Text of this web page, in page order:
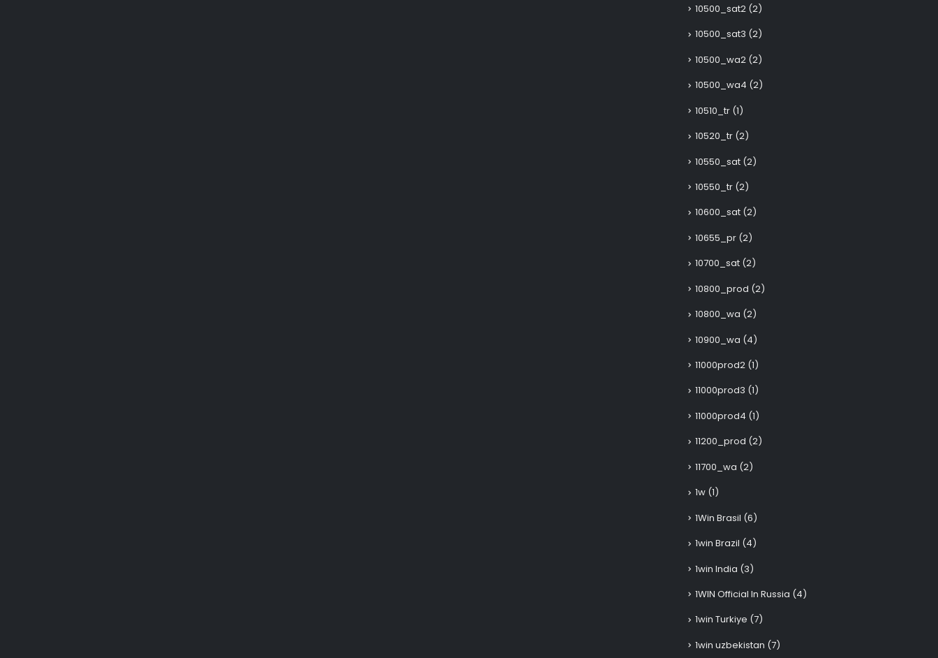
10500_sat2 (2)
10500_sat3 (2)
10500_wa2 (2)
10500_wa4 (2)
10510_tr (1)
10520_tr (2)
10550_sat (2)
10550_tr (2)
10600_sat (2)
10655_pr (2)
10700_sat (2)
10800_prod (2)
10800_wa (2)
10900_wa (4)
11000prod2 (1)
11000prod3 (1)
11000prod4 (1)
11200_prod (2)
11700_wa (2)
1w (1)
1Win Brasil (6)
1win Brazil (4)
1win India (3)
1WIN Official In Russia (4)
1win Turkiye (7)
1win uzbekistan (7)